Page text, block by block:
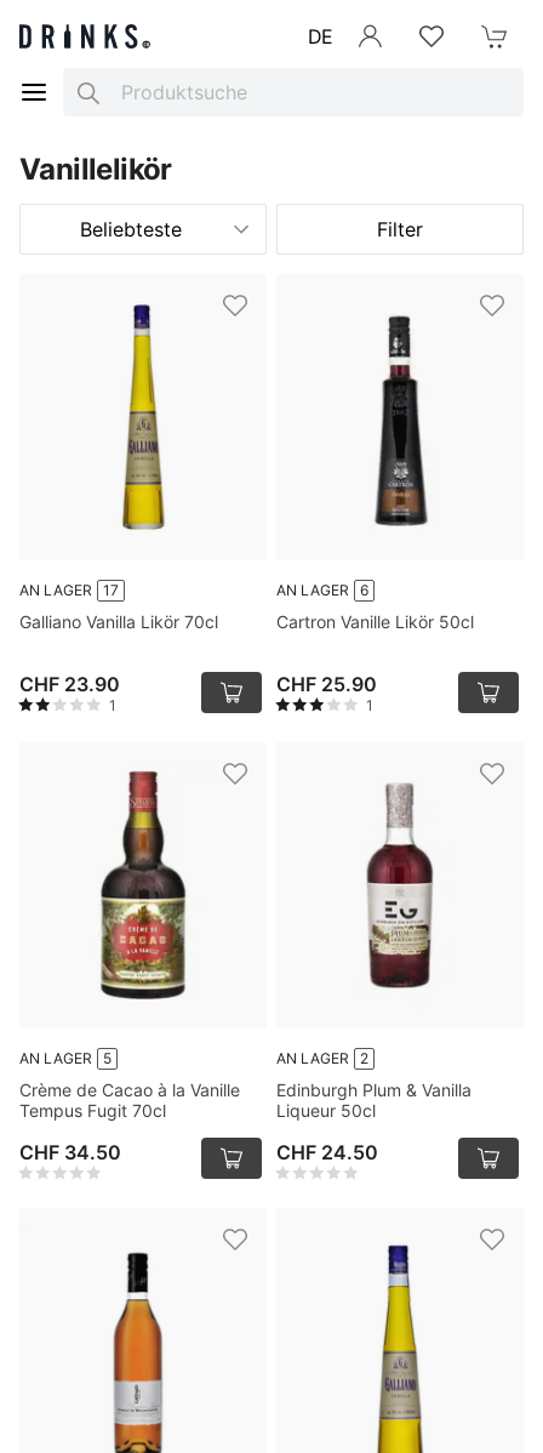
DE
Search
Vanillelikör
Beliebteste Filter
AN LAGER 17
Galliano Vanilla Likör 70cl
CHF 23.90
1
AN LAGER 6
Cartron Vanille Likör 50cl
CHF 25.90
1
AN LAGER 5
Crème de Cacao à la Vanille
Tempus Fugit 70cl
CHF 34.50
AN LAGER 2
Edinburgh Plum & Vanilla
Liqueur 50cl
CHF 24.50